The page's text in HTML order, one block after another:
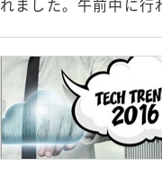
れました。午前中に